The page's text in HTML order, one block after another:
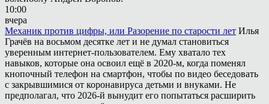
10:00
вчера
Механик против цифры, или Разорение по старости лет Илья
Грачёв на восьмом десятке лет и не думал становиться
уверенным интернет-пользователем. Ему хватало тех
навыков, которые она освоил ещё в 2020-м, когда поменял
кнопочный телефон на смартфон, чтобы по видео беседовать
с закрывшимися от коронавируса детьми и внуками. Не
предполагал, что 2026-й вынудит его попытаться расширить